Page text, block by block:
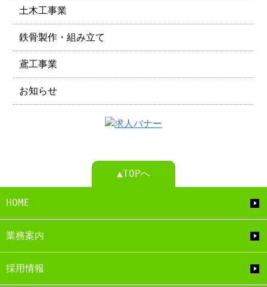
土木工事業
鉄骨製作・組み立て
鳶工事業
お知らせ
▲TOPへ
HOME
業務案内
採用情報